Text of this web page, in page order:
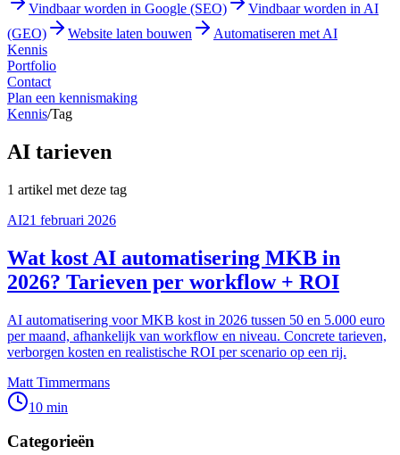
Vindbaar worden in Google (SEO)
Vindbaar worden in AI
(GEO)
Website laten bouwen
Automatiseren met AI
Kennis
Portfolio
Contact
Plan een kennismaking
Kennis/Tag
AI tarieven
1 artikel met deze tag
AI21 februari 2026
Wat kost AI automatisering MKB in
2026? Tarieven per workflow + ROI
AI automatisering voor MKB kost in 2026 tussen 50 en 5.000 euro
per maand, afhankelijk van workflow en niveau. Concrete tarieven,
verborgen kosten en realistische ROI per scenario op een rij.
Matt Timmermans
10 min
Categorieën